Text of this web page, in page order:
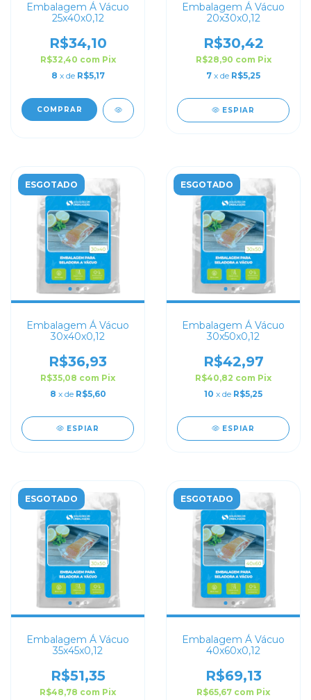
Embalagem Á Vácuo
25x40x0,12
R$34,10
R$32,40 com Pix
8 x de R$5,17
COMPRAR
Embalagem Á Vácuo
20x30x0,12
R$30,42
R$28,90 com Pix
7 x de R$5,25
ESPIAR
ESGOTADO
Embalagem Á Vácuo
30x40x0,12
R$36,93
R$35,08 com Pix
8 x de R$5,60
ESPIAR
ESGOTADO
Embalagem Á Vácuo
30x50x0,12
R$42,97
R$40,82 com Pix
10 x de R$5,25
ESPIAR
ESGOTADO
Embalagem Á Vácuo
35x45x0,12
R$51,35
R$48,78 com Pix
ESGOTADO
Embalagem Á Vácuo
40x60x0,12
R$69,13
R$65,67 com Pix